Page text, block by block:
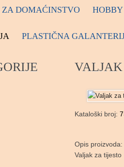
ZA DOMAĆINSTVO
PLASTIČNA
Kataloški broj:
Opis proizvoda:
Valjak za tijesto